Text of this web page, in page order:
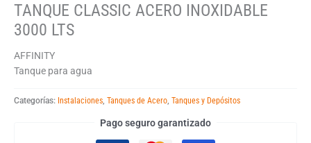
TANQUE CLASSIC ACERO INOXIDABLE
3000 LTS
AFFINITY
Tanque para agua
Categorías: Instalaciones, Tanques de Acero, Tanques y Depósitos
Pago seguro garantizado